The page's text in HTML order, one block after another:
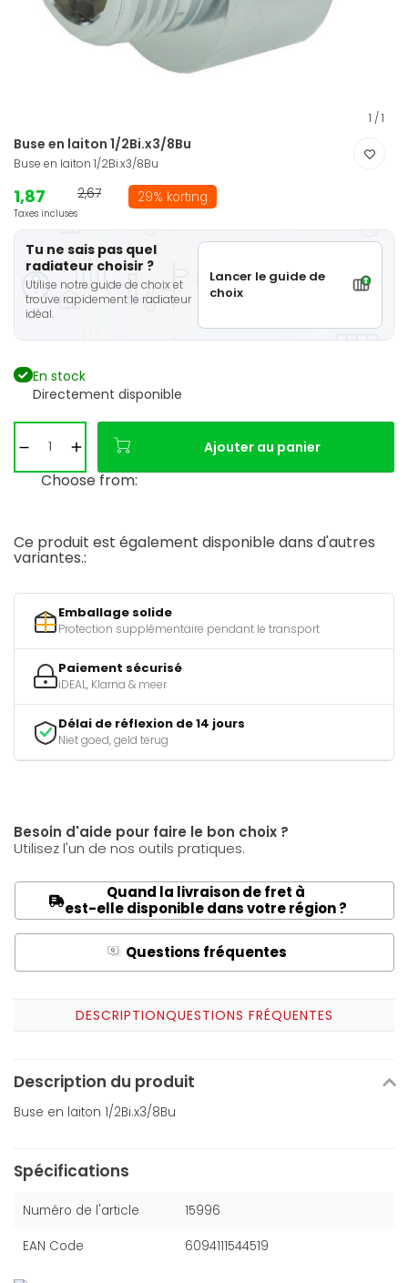
1 / 1
Buse en laiton 1/2Bi.x3/8Bu
Buse en laiton 1/2Bi.x3/8Bu
1,87
Taxes incluses
2,67 29% korting
Tu ne sais pas quel
radiateur choisir ?
Utilise notre guide de choix et
trouve rapidement le radiateur
idéal.
Lancer le guide de
choix
En stock
Directement disponible
Ajouter au panier
Choose from:
Ce produit est également disponible dans d'autres
variantes.:
Emballage solide
Protection supplémentaire pendant le transport
Paiement sécurisé
iDEAL, Klarna & meer
Délai de réflexion de 14 jours
Niet goed, geld terug
Besoin d'aide pour faire le bon choix ?
Utilisez l'un de nos outils pratiques.
Quand la livraison de fret à
est-elle disponible dans votre région ?
Q Questions fréquentes
DESCRIPTIONQUESTIONS FRÉQUENTES
Description du produit
Buse en laiton 1/2Bi.x3/8Bu
Spécifications
Numéro de l'article 15996
EAN Code 6094111544519